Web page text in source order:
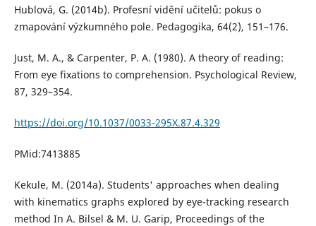
Hublová, G. (2014b). Profesní vidění učitelů: pokus o
zmapování výzkumného pole. Pedagogika, 64(2), 151–176.
Just, M. A., & Carpenter, P. A. (1980). A theory of reading:
From eye fixations to comprehension. Psychological Review,
87, 329–354.
https://doi.org/10.1037/0033-295X.87.4.329
PMid:7413885
Kekule, M. (2014a). Students' approaches when dealing
with kinematics graphs explored by eye-tracking research
method In A. Bilsel & M. U. Garip, Proceedings of the